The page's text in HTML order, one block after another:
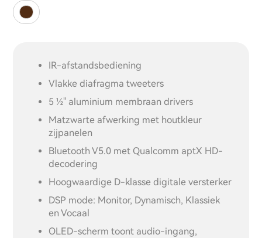
IR-afstandsbediening
Vlakke diafragma tweeters
5 ½" aluminium membraan drivers
Matzwarte afwerking met houtkleur
zijpanelen
Bluetooth V5.0 met Qualcomm aptX HD-
decodering
Hoogwaardige D-klasse digitale versterker
DSP mode: Monitor, Dynamisch, Klassiek
en Vocaal
OLED-scherm toont audio-ingang,